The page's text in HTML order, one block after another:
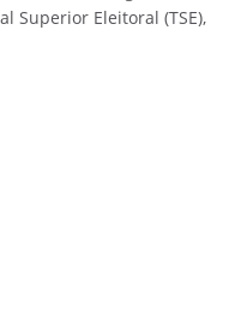
Superior Eleitoral (TSE),